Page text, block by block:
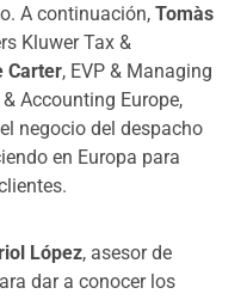
A continuación, Tomàs
Kluwer Tax &
Carter, EVP & Managing
Accounting Europe,
negocio del despacho
en Europa para
López, asesor de
dar a conocer los